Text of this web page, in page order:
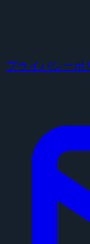
プライバシーポ